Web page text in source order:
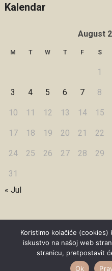
Kalendar
August
M T W T F S
1
3 4 5 6 7 8
10 11 12 13 14 15
17 18 19 20 21 22
24 25 26 27 28 29
31
« Jul
Copyright © 2026 Under
Designed by WPZOOM
Koristimo kolačiće (cookies)
iskustvo na našoj web
stranicu, pretpostavit
Ok